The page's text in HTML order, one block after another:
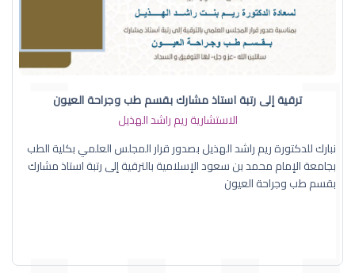
ترقية إلى رتبة استاذ مشارك بقسم طب وجراحة العيون
الاستشارية ريم راشد الهذيل
نبارك للدكتورة ريم راشد الهذيل بصدور قرار المجلس العلمي بكلية الطب
بجامعة الإمام محمد بن سعود الإسلامية بالترقية إلى رتبة استاذ مشارك
بقسم طب وجراحة العيون